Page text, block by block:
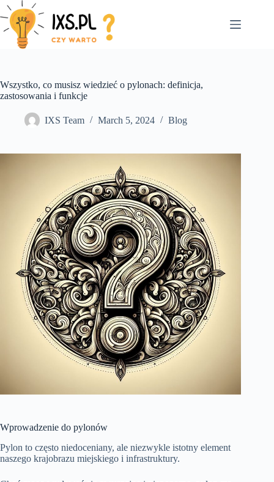
Skip
to
content
Wszystko, co musisz wiedzieć o pylonach: definicja,
zastosowania i funkcje
IXS Team March 5, 2024 Blog
Wprowadzenie do pylonów
Pylon to często niedoceniany, ale niezwykle istotny element
naszego krajobrazu miejskiego i infrastruktury.